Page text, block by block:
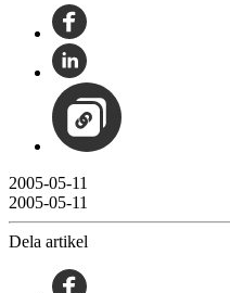
2005-05-11
2005-05-11
Dela artikel